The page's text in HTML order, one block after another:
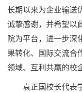
长期以来为企业输送
诚挚感谢，并希望以
院为平台，进一步深
果转化、国际交流合
领域、互利共赢的校
袁正国校长代表